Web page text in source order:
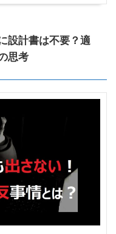
設計書は不要？適
思考